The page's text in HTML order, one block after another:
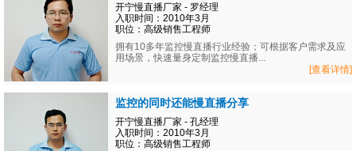
开宁慢直播厂家 - 罗经理
入职时间：2010年3月
职位：高级销售工程师
拥有10多年监控慢直播行业经验；可根据客户需求及应
用场景，快速量身定制监控慢直播...
[查看详情]
监控的同时还能慢直播分享
开宁慢直播厂家 - 孔经理
入职时间：2010年3月
职位：高级销售工程师